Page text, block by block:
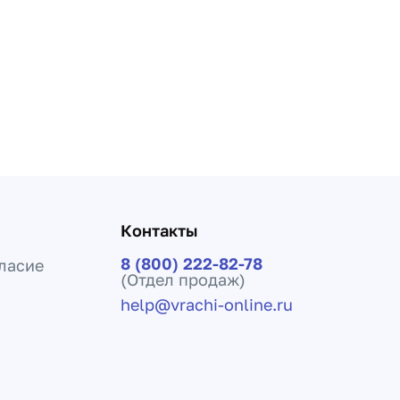
Контакты
8 (800) 222-82-78
(Отдел продаж)
help@vrachi-online.ru